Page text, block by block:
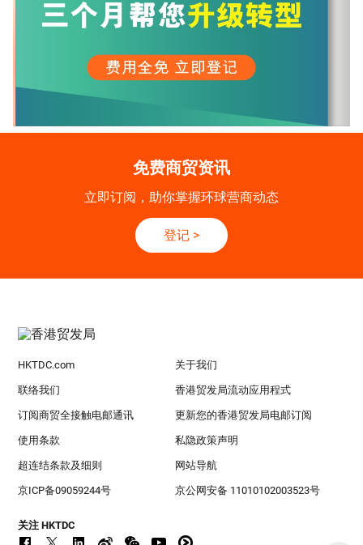
免费商贸资讯
立即订阅，助你掌握环球营商动态
登记 >
HKTDC.com 关于我们
联络我们 香港贸发局流动应用程式
订阅商贸全接触电邮通讯 更新您的香港贸发局电邮订阅
使用条款 私隐政策声明
超连结条款及细则 网站导航
京ICP备09059244号 京公网安备 11010102003523号
关注 HKTDC